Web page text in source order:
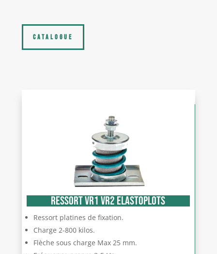
CATALOGUE
RESSORT VR1 VR2 ELASTOPLOTS
Ressort platines de fixation.
Charge 2-800 kilos.
Flèche sous charge Max 25 mm.